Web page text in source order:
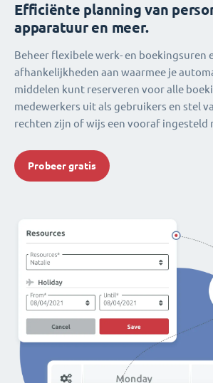
Efficiënte planning van
apparatuur en meer.
Beheer flexibele werk- en boekingsuren
afhankelijkheden aan waarmee je
middelen kunt reserveren voor alle
medewerkers uit als gebruikers en stel
rechten zijn of wijs een vooraf
Probeer gratis